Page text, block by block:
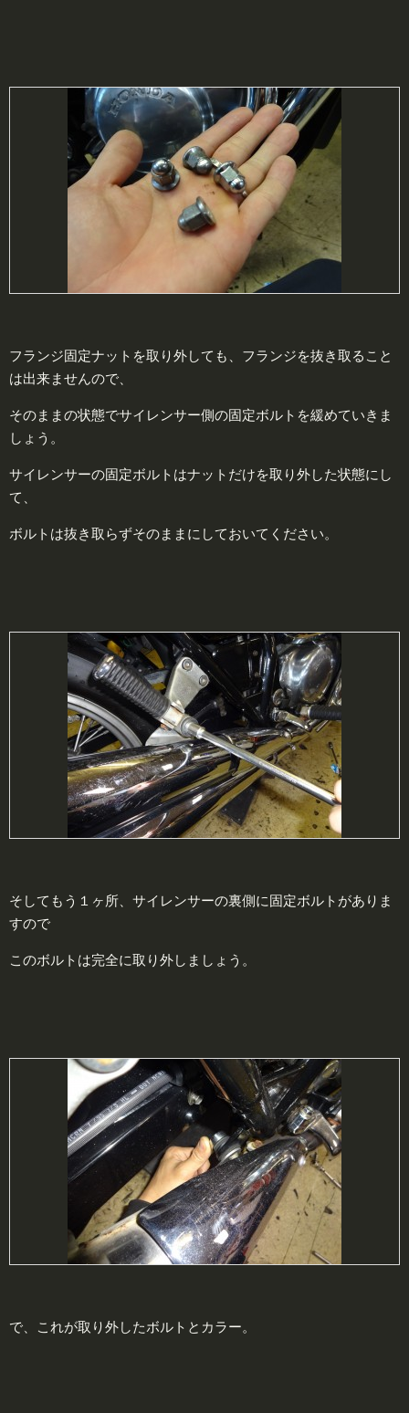
フランジ固定ナットを取り外しても、フランジを抜き取ること
は出来ませんので、
そのままの状態でサイレンサー側の固定ボルトを緩めていきま
しょう。
サイレンサーの固定ボルトはナットだけを取り外した状態にし
て、
ボルトは抜き取らずそのままにしておいてください。
そしてもう１ヶ所、サイレンサーの裏側に固定ボルトがありま
すので
このボルトは完全に取り外しましょう。
で、これが取り外したボルトとカラー。